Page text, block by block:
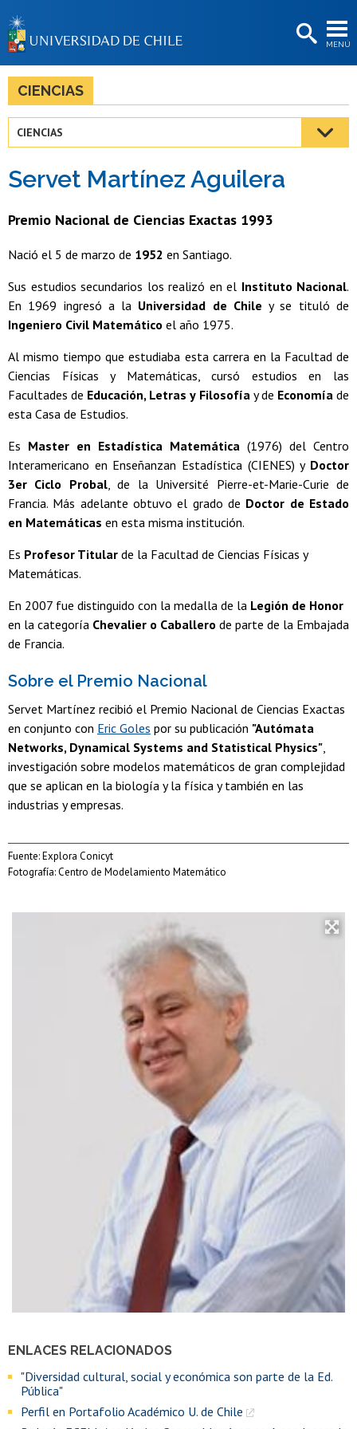
MENÚ
BIBLIOTECAS
Estudiantes
Académicas/os
Funcionarias/os
CIENCIAS
CIENCIAS
Servet Martínez Aguilera
Premio Nacional de Ciencias Exactas 1993
ENLACES RELACIONADOS
"Diversidad cultural, social y económica son parte de la Ed.
Pública"
Perfil en Portafolio Académico U. de Chile
Nació el 5 de marzo de 1952 en Santiago.
Sus estudios secundarios los realizó en el Instituto Nacional.
En 1969 ingresó a la Universidad de Chile y se tituló de
Ingeniero Civil Matemático el año 1975.
Al mismo tiempo que estudiaba esta carrera en la Facultad de
Ciencias Físicas y Matemáticas, cursó estudios en las
Facultades de Educación, Letras y Filosofíay de Economíade
esta Casa de Estudios.
Es Master en Estadística Matemática (1976) del Centro
Interamericano en Enseñanzan Estadística (CIENES) y Doctor
3er Ciclo Probal, de la Université Pierre-et-Marie-Curie de
Francia. Más adelante obtuvo el grado de Doctor de Estado
en Matemáticas en esta misma institución.
Es Profesor Titular de la Facultad de Ciencias Físicas y
Matemáticas.
En 2007 fue distinguido con la medalla de la Legión de Honor
en la categoría Chevalier o Caballero de parte de la Embajada
de Francia.
Sobre el Premio Nacional
Servet Martínez recibió el Premio Nacional de Ciencias Exactas
en conjunto con Eric Goles por su publicación "Autómata
Networks, Dynamical Systems and Statistical Physics",
investigación sobre modelos matemáticos de gran complejidad
que se aplican en la biología y la física y también en las
industrias y empresas.
Fuente: Explora Conicyt
Fotografía: Centro de Modelamiento Matemático